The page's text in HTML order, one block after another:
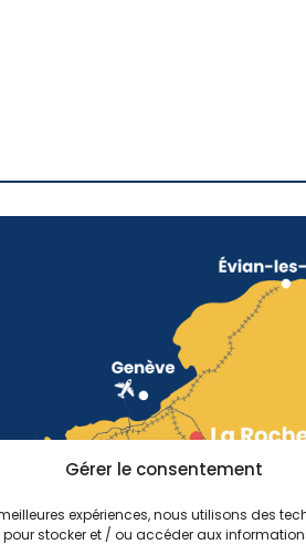
Gérer le consentement
expériences, nous utilisons des
stocker et / ou accéder aux